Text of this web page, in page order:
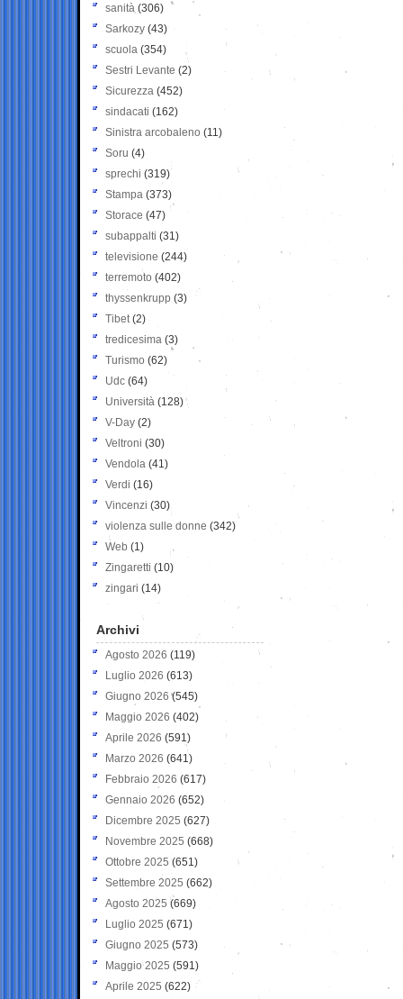
sanità (306)
Sarkozy (43)
scuola (354)
Sestri Levante (2)
Sicurezza (452)
sindacati (162)
Sinistra arcobaleno (11)
Soru (4)
sprechi (319)
Stampa (373)
Storace (47)
subappalti (31)
televisione(244)
terremoto (402)
thyssenkrupp (3)
Tibet(2)
tredicesima (3)
Turismo (62)
Udc (64)
Università (128)
V-Day (2)
Veltroni (30)
Vendola (41)
Verdi (16)
Vincenzi (30)
violenza sulle donne (342)
Web (1)
Zingaretti (10)
zingari (14)
Archivi
Agosto 2026 (119)
Luglio 2026 (613)
Giugno 2026 (545)
Maggio 2026 (402)
Aprile 2026 (591)
Marzo 2026 (641)
Febbraio 2026 (617)
Gennaio 2026 (652)
Dicembre 2025 (627)
Novembre 2025 (668)
Ottobre 2025 (651)
Settembre 2025 (662)
Agosto 2025 (669)
Luglio 2025 (671)
Giugno 2025 (573)
Maggio 2025 (591)
Aprile 2025 (622)